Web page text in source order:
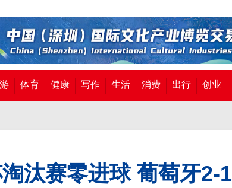
体育 健康 写作 生活 消费 出行 创业
汰赛零进球 葡萄牙2-